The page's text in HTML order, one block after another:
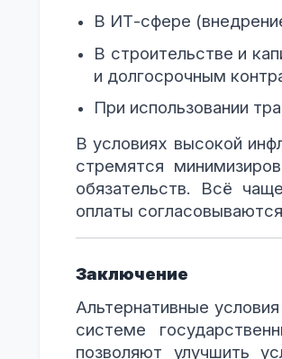
В ИТ-сфере
В строительстве и
и долгосрочным
При использовании
В условиях высокой
стремятся
обязательств. Всё
оплаты
Заключение
Альтернативные
системе
позволяют улучшить